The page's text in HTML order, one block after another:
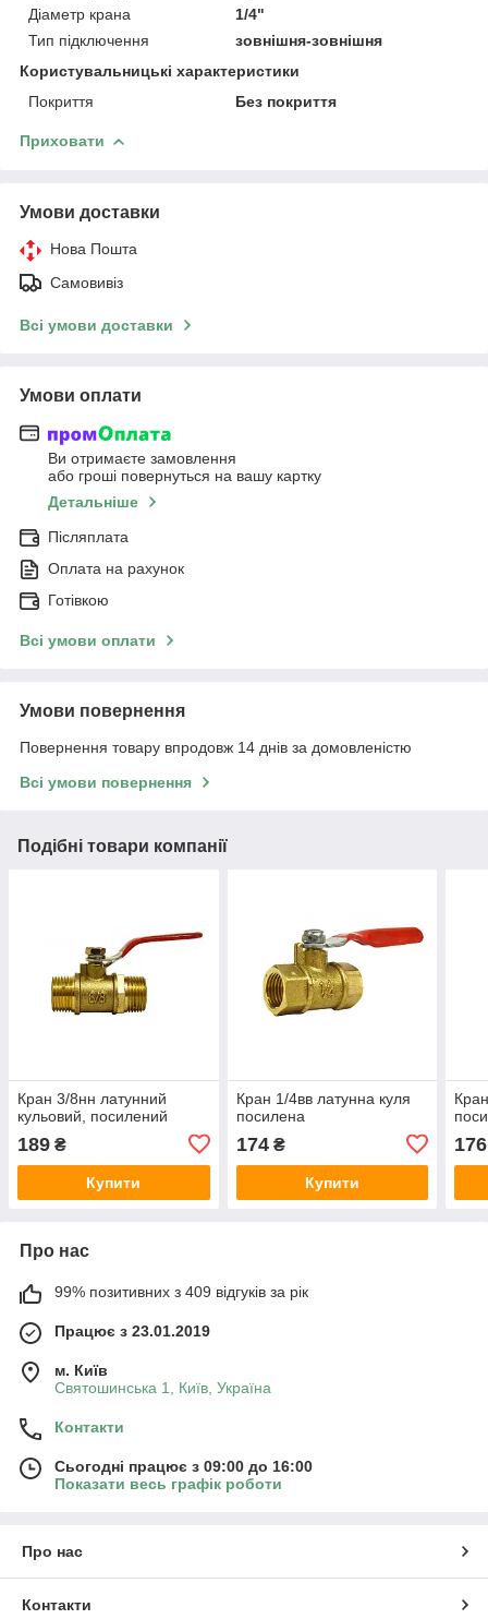
Діаметр крана
1/4"
Тип підключення
зовнішня-зовнішня
Користувальницькі характеристики
Покриття
Без покриття
Приховати
Умови доставки
Нова Пошта
Самовивіз
Всі умови доставки
Умови оплати
Ви отримаєте замовлення
або гроші повернуться на вашу картку
Детальніше
Післяплата
Оплата на рахунок
Готівкою
Всі умови оплати
Умови повернення
Повернення товару впродовж 14 днів за домовленістю
Всі умови повернення
Подібні товари компанії
Кран 3/8нн латунний
кульовий, посилений
189 ₴
Купити
Кран 1/4вв латунна куля
посилена
174₴
Купити
176
Про нас
99% позитивних з 409 відгуків за рік
Працює з 23.01.2019
м. Київ
Святошинська 1, Київ, Україна
Контакти
Сьогодні працює з 09:00 до 16:00
Показати весь графік роботи
Про нас
Контакти